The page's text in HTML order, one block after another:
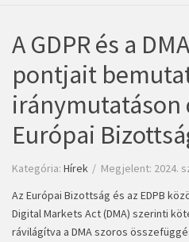
A GDPR és a
pontjait
iránymutatáson
Európai
Kategória: Hírek
Megjelent: 2024.
Az Európai Bizottság és az EDPB
Digital Markets Act (DMA) szerinti
rávilágítva a DMA szoros